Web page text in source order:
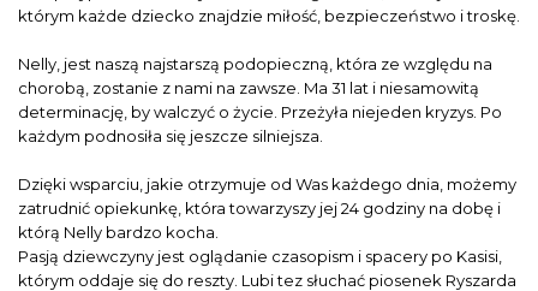
którym każde dziecko znajdzie miłość, bezpieczeństwo i troskę.
Nelly, jest naszą najstarszą podopieczną, która ze względu na
chorobą, zostanie z nami na zawsze. Ma 31 lat i niesamowitą
determinację, by walczyć o życie. Przeżyła niejeden kryzys. Po
każdym podnosiła się jeszcze silniejsza.
Dzięki wsparciu, jakie otrzymuje od Was każdego dnia, możemy
zatrudnić opiekunkę, która towarzyszy jej 24 godziny na dobę i
którą Nelly bardzo kocha.
Pasją dziewczyny jest oglądanie czasopism i spacery po Kasisi,
którym oddaje się do reszty. Lubi tez słuchać piosenek Ryszarda